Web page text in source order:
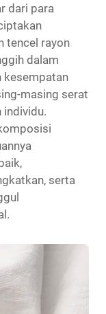
dari para
tencel rayon
dalam
kesempatan
masing serat
individu.
serta